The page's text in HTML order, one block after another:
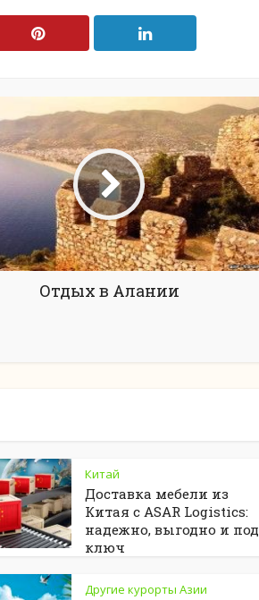
Отдых в Алании
Китай
Доставка мебели из
Китая с ASAR Logistics:
надежно, выгодно и под
ключ
Другие курорты Азии